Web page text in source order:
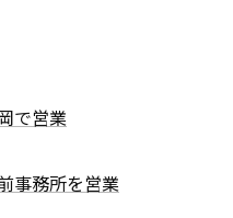
で営業
事務所を営業